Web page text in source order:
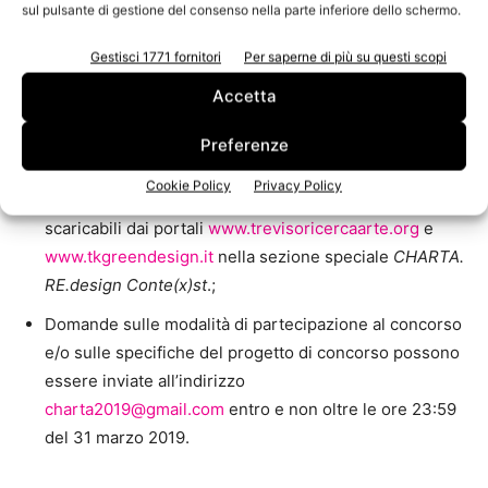
sul pulsante di gestione del consenso nella parte inferiore dello schermo.
Gestisci 1771 fornitori Per saperne di più su questi scopi
Accetta
Preferenze
Cookie Policy Privacy Policy
I materiali finali del progetto, devono essere inviati in
un unico file digitale in formato .pdf (risoluzione
immagini 300 dpi) unitamente al modulo di
partecipazione all’indirizzo
entro e non oltre le ore 23:59
I materiali del concorso, con tutti i dettagli, sono
scaricabili dai portaliwww.trevisoricercaarte.orge
www.tkgreendesign.it nella sezione speciale CHARTA.
RE.design Conte(x)st.;
Domande sulle modalità di partecipazione al concorso
e/o sulle specifiche del progetto di concorso possono
essere inviate all’indirizzo
charta2019@gmail.com entro e non oltre le ore 23:59
del 31 marzo 2019.